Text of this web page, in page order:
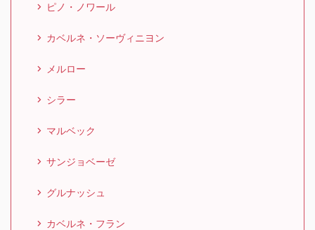
ピノ・ノワール
カベルネ・ソーヴィニヨン
メルロー
シラー
マルベック
サンジョベーゼ
グルナッシュ
カベルネ・フラン